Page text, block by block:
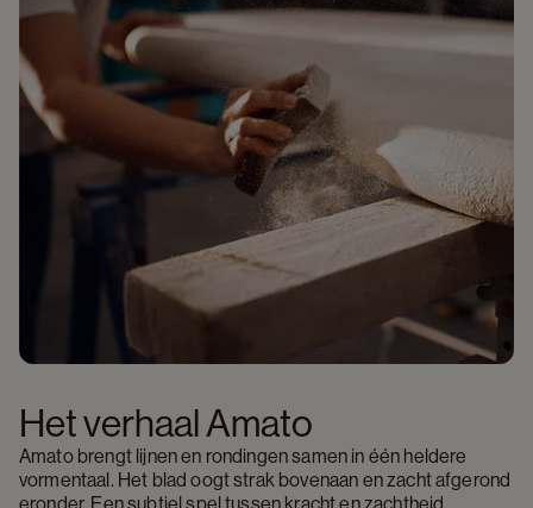
Het verhaal Amato
Amato brengt lijnen en rondingen samen in één heldere
vormentaal. Het blad oogt strak bovenaan en zacht afgerond